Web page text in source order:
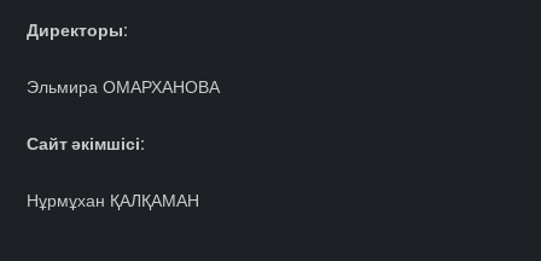
Директоры:
Эльмира ОМАРХАНОВА
Сайт әкімшісі:
Нұрмұхан ҚАЛҚАМАН